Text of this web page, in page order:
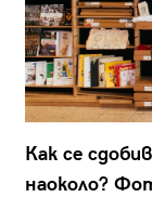
Как се
наоколо?